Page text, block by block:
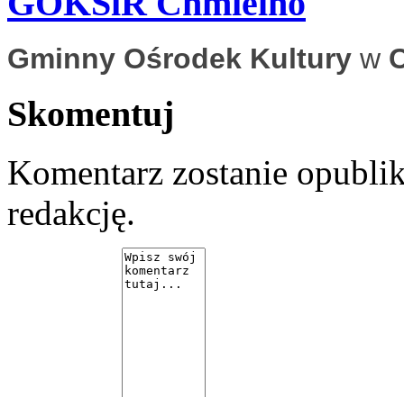
Gminny Ośrodek Kultury w
Skomentuj
Komentarz zostanie
redakcję.